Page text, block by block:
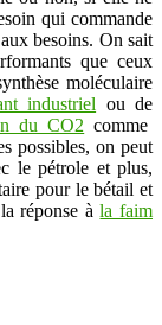
qui commande
besoins. On sait
que ceux
moléculaire
industriel ou de
du CO2 comme
possibles, on peut
le pétrole et plus,
pour le bétail et
réponse àla faim